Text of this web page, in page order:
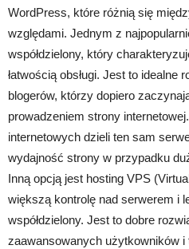
WordPress, które różnią się
względami. Jednym z
współdzielony, który
łatwością obsługi. Jest to idealne
blogerów, którzy dopiero
prowadzeniem strony
internetowych dzieli ten sam
wydajność strony w przypadku
Inną opcją jest hosting VPS
większą kontrolę nad serwerem i
współdzielony. Jest to dobre
zaawansowanych użytkowników